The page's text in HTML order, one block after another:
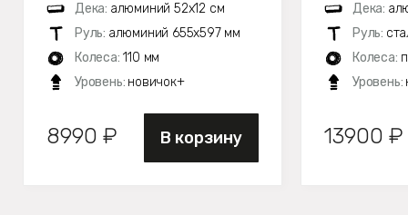
Дека: алюминий 52х12 см
Руль: алюминий 655х597 мм
Колеса: 110 мм
Уровень: новичок+
8990 ₽ В корзину
Дека:
Руль:
Колеса:
Уровень:
13900 ₽